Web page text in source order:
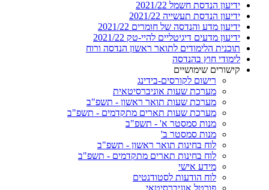
ידיעון הנדסת חשמל 2021/22
ידיעון הנדסת תעשייה 2021/22
ידיעון מדע והנדסה של חומרים 2021/22
ידיעון מדעים דיגיטליים להיי-טק 2021/22
תוכנית הלימודים לתואר ראשון הנדסה ורוח
לימודי חוץ בהנדסה
קישורים שימושיים
רישום לקורסים-בידינג
מערכת שעות אוניברסיטאית
מערכת שעות תואר ראשון - תשפ"ב
מערכת שעות תארים מתקדמים - תשפ"ב
מנות סמסטר א' - תשפ"ב
מנות סמסטר ב'
לוח בחינות תואר ראשון - תשפ"ב
לוח בחינות תארים מתקדמים - תשפ"ב
מידע אישי
לוח הודעות לסטודנטים
פורטל אוניברסיטאי